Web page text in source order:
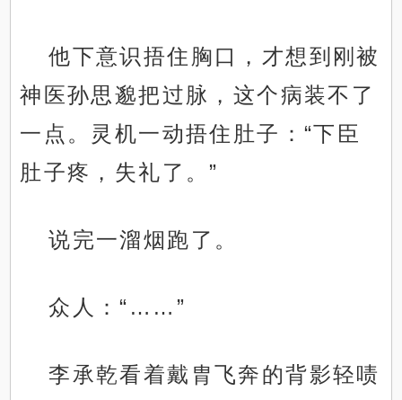
他下意识捂住胸口，才想到刚被
神医孙思邈把过脉，这个病装不了
一点。灵机一动捂住肚子：“下臣
肚子疼，失礼了。”
说完一溜烟跑了。
众人：“……”
李承乾看着戴胄飞奔的背影轻啧